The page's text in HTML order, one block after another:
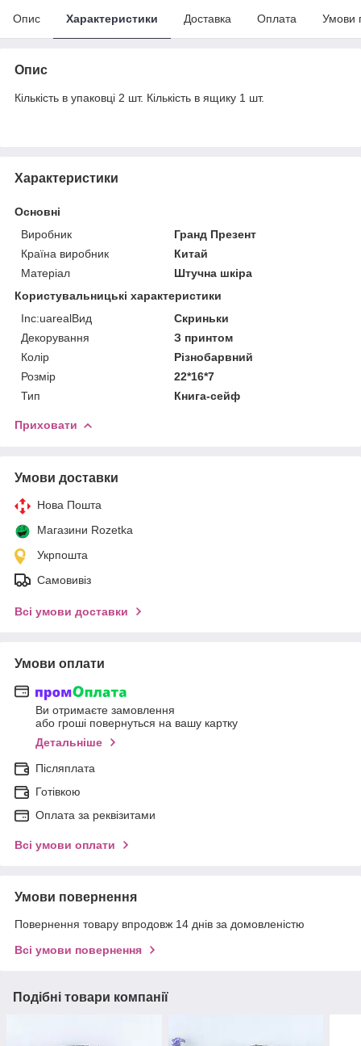
Опис Характеристики Доставка Оплата Умови
Опис
Кількість в упаковці 2 шт. Кількість в ящику 1 шт.
Характеристики
Основні
Виробник
Гранд Презент
Країна виробник
Китай
Матеріал
Штучна шкіра
Користувальницькі характеристики
Inc:uarealВид
Скриньки
Декорування
З принтом
Колір
Різнобарвний
Розмір
22*16*7
Тип
Книга-сейф
Приховати
Умови доставки
Нова Пошта
Магазини Rozetka
Укрпошта
Самовивіз
Всі умови доставки
Умови оплати
Ви отримаєте замовлення
або гроші повернуться на вашу картку
Детальніше
Післяплата
Готівкою
Оплата за реквізитами
Всі умови оплати
Умови повернення
Повернення товару впродовж 14 днів за домовленістю
Всі умови повернення
Подібні товари компанії